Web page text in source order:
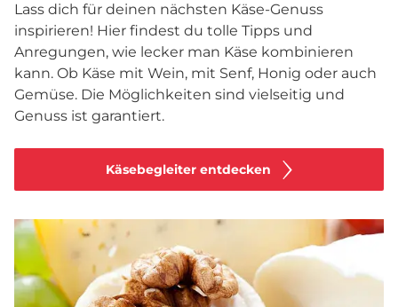
Lass dich für deinen nächsten Käse-Genuss
inspirieren! Hier findest du tolle Tipps und
Anregungen, wie lecker man Käse kombinieren
kann. Ob Käse mit Wein, mit Senf, Honig oder auch
Gemüse. Die Möglichkeiten sind vielseitig und
Genuss ist garantiert.
Käsebegleiter entdecken